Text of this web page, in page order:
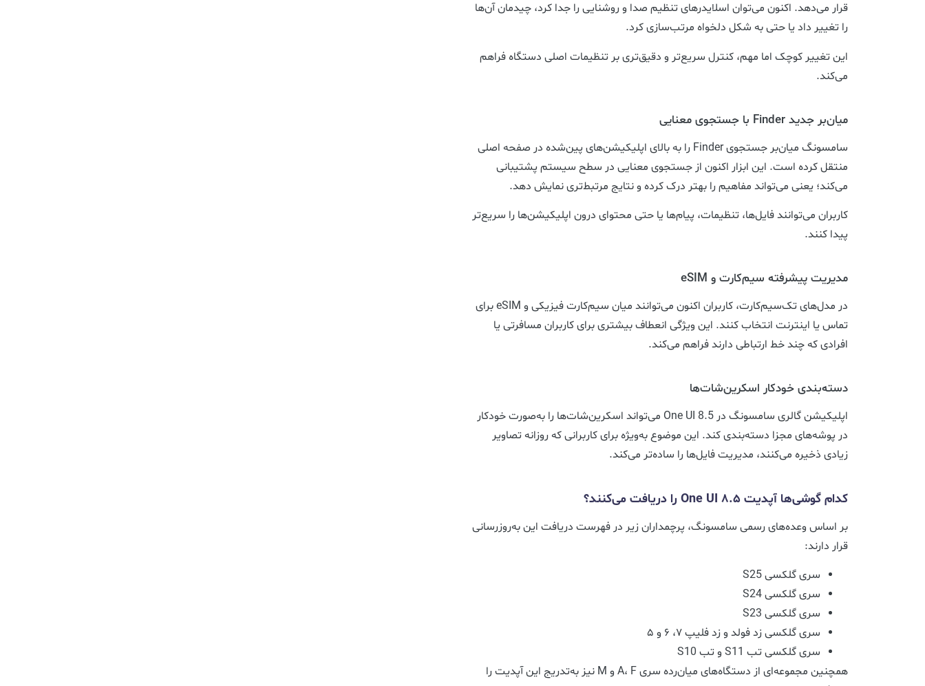
قرار می‌دهد. اکنون می‌توان اسلایدرهای تنظیم صدا و روشنایی را جدا کرد، چیدمان آن‌ها
را تغییر داد یا حتی به شکل دلخواه مرتب‌سازی کرد.
این تغییر کوچک اما مهم، کنترل سریع‌تر و دقیق‌تری بر تنظیمات اصلی دستگاه فراهم
می‌کند.
میان‌بر جدید Finder با جستجوی معنایی
سامسونگ میان‌بر جستجوی Finder را به بالای اپلیکیشن‌های پین‌شده در صفحه اصلی
منتقل کرده است. این ابزار اکنون از جستجوی معنایی در سطح سیستم پشتیبانی
می‌کند؛ یعنی می‌تواند مفاهیم را بهتر درک کرده و نتایج مرتبط‌تری نمایش دهد.
کاربران می‌توانند فایل‌ها، تنظیمات، پیام‌ها یا حتی محتوای درون اپلیکیشن‌ها را سریع‌تر
پیدا کنند.
مدیریت پیشرفته سیم‌کارت و eSIM
در مدل‌های تک‌سیم‌کارت، کاربران اکنون می‌توانند میان سیم‌کارت فیزیکی و eSIM برای
تماس یا اینترنت انتخاب کنند. این ویژگی انعطاف بیشتری برای کاربران مسافرتی یا
افرادی که چند خط ارتباطی دارند فراهم می‌کند.
دسته‌بندی خودکار اسکرین‌شات‌ها
اپلیکیشن گالری سامسونگ در One UI 8.5 می‌تواند اسکرین‌شات‌ها را به‌صورت خودکار
در پوشه‌های مجزا دسته‌بندی کند. این موضوع به‌ویژه برای کاربرانی که روزانه تصاویر
زیادی ذخیره می‌کنند، مدیریت فایل‌ها را ساده‌تر می‌کند.
کدام گوشی‌ها آپدیت One UI 8.5 را دریافت می‌کنند؟
بر اساس وعده‌های رسمی سامسونگ، پرچمداران زیر در فهرست دریافت این به‌روزرسانی
قرار دارند:
سری گلکسی S25
سری گلکسی S24
سری گلکسی S23
سری گلکسی زد فولد و زد فلیپ ۷، ۶ و ۵
سری گلکسی تب S11 و تب S10
همچنین مجموعه‌ای از دستگاه‌های میان‌رده سری A، F و M نیز به‌تدریج این آپدیت را